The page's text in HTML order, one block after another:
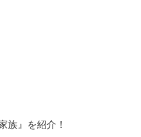
族』を紹介！